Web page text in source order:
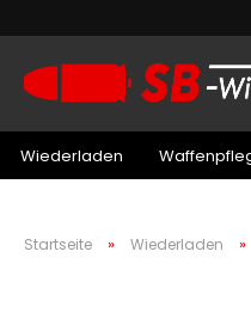
Wiederladen
Startseite » Wiederladen »